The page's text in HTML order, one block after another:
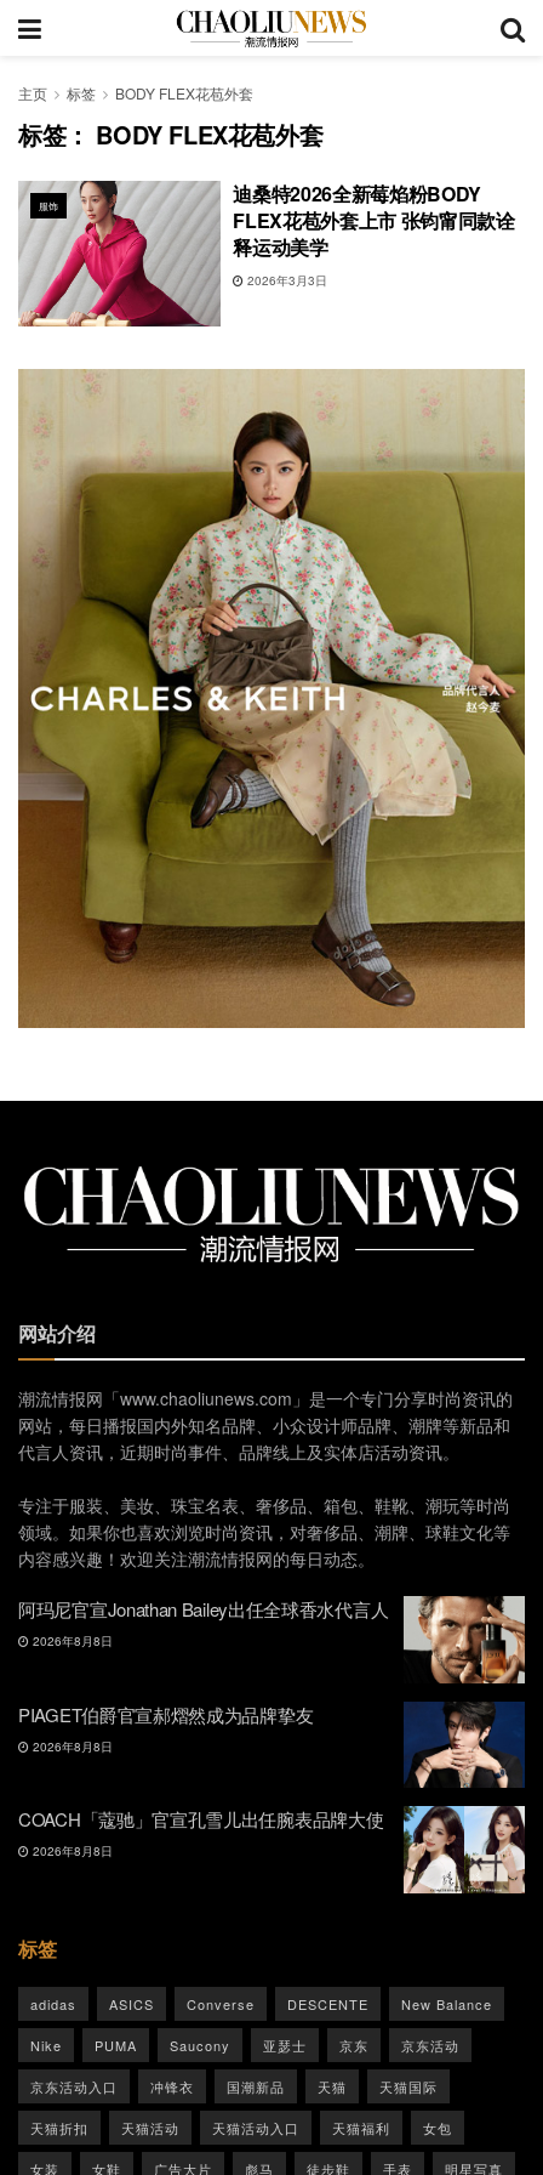
主页 标签 BODY FLEX花苞外套
标签： BODY FLEX花苞外套
服饰
迪桑特2026全新莓焰粉BODY
FLEX花苞外套上市 张钧甯同款诠
释运动美学
2026年3月3日
网站介绍
潮流情报网「www.chaoliunews.com」是一个专门分享时尚资讯的
网站，每日播报国内外知名品牌、小众设计师品牌、潮牌等新品和
代言人资讯，近期时尚事件、品牌线上及实体店活动资讯。
专注于服装、美妆、珠宝名表、奢侈品、箱包、鞋靴、潮玩等时尚
领域。如果你也喜欢浏览时尚资讯，对奢侈品、潮牌、球鞋文化等
内容感兴趣！欢迎关注潮流情报网的每日动态。
阿玛尼官宣Jonathan Bailey出任全球香水代言人
2026年8月8日
PIAGET伯爵官宣郝熠然成为品牌挚友
2026年8月8日
COACH「蔻驰」官宣孔雪儿出任腕表品牌大使
2026年8月8日
标签
adidas ASICS Converse DESCENTE New Balance
Nike PUMA Saucony 亚瑟士 京东 京东活动
京东活动入口 冲锋衣 国潮新品 天猫 天猫国际
天猫折扣 天猫活动 天猫活动入口 天猫福利 女包
女装 女鞋 广告大片 彪马 徒步鞋 手表 明星写真